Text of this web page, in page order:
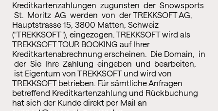
Kreditkartenzahlungen zugunsten der Snowsports
St. Moritz AG werden von der TREKKSOFT AG,
Hauptstrasse 15, 3800 Matten, Schweiz
("TREKKSOFT"), eingezogen. TREKKSOFT wird als
TREKKSOFT TOUR BOOKING auf Ihrer
Kreditkartenabrechnung erscheinen. Die Domain, in
der Sie Ihre Zahlung eingeben und bearbeiten,
ist Eigentum von TREKKSOFT und wird von
TREKKSOFT betrieben. Für sämtliche Anfragen
betreffend Kreditkartenzahlung und Rückbuchung
hat sich der Kunde direkt per Mail an